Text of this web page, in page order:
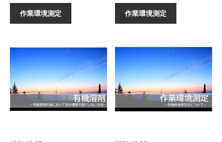
作業環境測定 作業環境測定